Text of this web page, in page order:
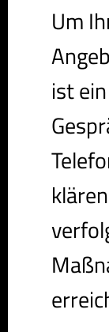
Um
ist